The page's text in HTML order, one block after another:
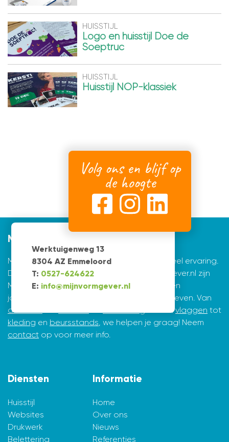
HUISSTIJL
Logo en huisstijl Doe de
Soeptruc
HUISSTIJL
Huisstijl NOP-klassiek
Werktuigenweg 13
8304 AZ Emmeloord
T: 0527-624622
E: info@mijnvormgever.nl
Volg ons en blijf op
de hoogte
Mijnvormgever
Mijnvormgever.nl: een grafisch bedrijf met veel ervaring.
De creatieve ontwerpers achter Mijnvormgever.nl zijn
Marius de Vries en Erik Tijsma. Beiden hebben
jarenlange ervaring in ontwerpen en vormgeven. Van
drukwerk
en vanvlaggen tot
kleding en beursstands , we helpen je graag! Neem
contact op voor meer info.
Diensten
Huisstijl
Websites
Drukwerk
Belettering
Informatie
Home
Over ons
Nieuws
Referenties